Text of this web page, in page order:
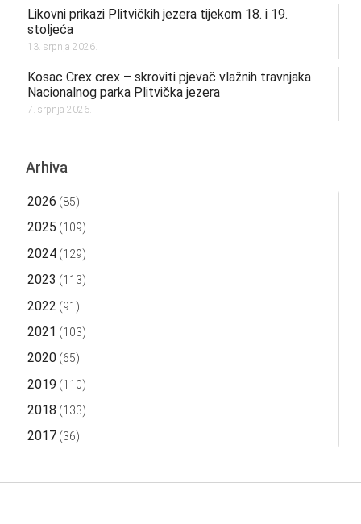
Likovni prikazi Plitvičkih jezera tijekom 18. i 19.
stoljeća
13. srpnja 2026.
Kosac Crex crex – skroviti pjevač vlažnih travnjaka
Nacionalnog parka Plitvička jezera
7. srpnja 2026.
Arhiva
2026 (85)
2025 (109)
2024(129)
2023 (113)
2022 (91)
2021 (103)
2020(65)
2019 (110)
2018 (133)
2017(36)